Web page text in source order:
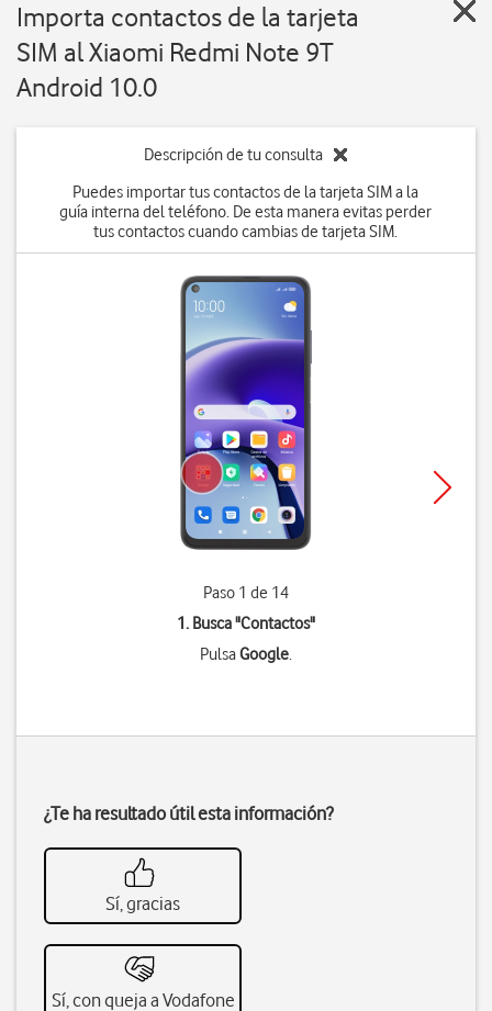
Importa contactos de la tarjeta
SIM al Xiaomi Redmi Note 9T
Android 10.0
Descripción de tu consulta
Puedes importar tus contactos de la tarjeta SIM a la
guía interna del teléfono. De esta manera evitas perder
tus contactos cuando cambias de tarjeta SIM.
Paso 1 de 14
1. Busca "Contactos"
PulsaGoogle.
¿Te ha resultado útil esta información?
Sí, gracias
Sí, con queja a Vodafone